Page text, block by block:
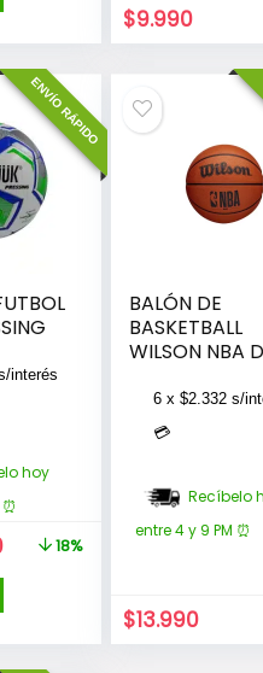
es:
$35.990.
El
precio
$11.990.
$9.990El
precio
actual
ENVÍO RÁPIDO
interés
hoy
El
es:
$22.990.
18%
BALÓN DE
BASKETBALL
WILSON NBA
6 x $2.332s/
💳
Recíbelo
entre 4 y 9 PM ⏰
El
precio
$13.990El